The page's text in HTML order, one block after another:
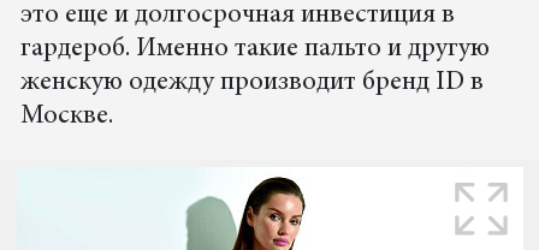
это еще и долгосрочная инвестиция в
гардероб. Именно такие пальто и другую
женскую одежду производит бренд ID в
Москве.